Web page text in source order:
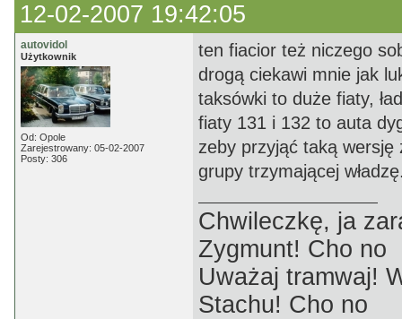
12-02-2007 19:42:05
autovidol
Użytkownik
Od: Opole
Zarejestrowany: 05-02-2007
Posty: 306
ten fiacior też niczego
drogą ciekawi mnie jak
taksówki to duże fiaty,
fiaty 131 i 132 to auta
zeby przyjąć taką wersję
grupy trzymającej
Chwileczkę, ja
Zygmunt! Cho no
Uważaj tramwaj!
Stachu! Cho no